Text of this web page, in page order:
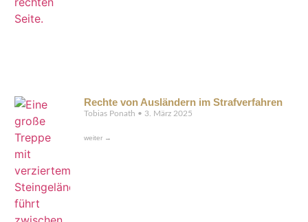
Rechte von Ausländern im Strafverfahren
Tobias Ponath 3. März 2025
weiter →